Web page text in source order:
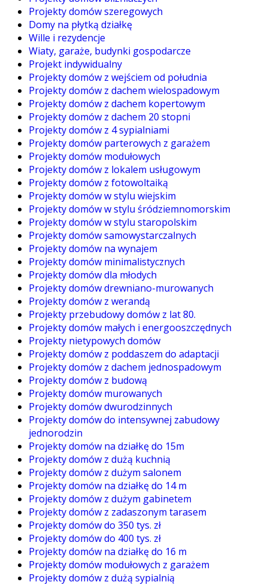
Projekty domów szeregowych
Domy na płytką działkę
Wille i rezydencje
Wiaty, garaże, budynki gospodarcze
Projekt indywidualny
Projekty domów z wejściem od południa
Projekty domów z dachem wielospadowym
Projekty domów z dachem kopertowym
Projekty domów z dachem 20 stopni
Projekty domów z 4 sypialniami
Projekty domów parterowych z garażem
Projekty domów modułowych
Projekty domów z lokalem usługowym
Projekty domów z fotowoltaiką
Projekty domów w stylu wiejskim
Projekty domów w stylu śródziemnomorskim
Projekty domów w stylu staropolskim
Projekty domów samowystarczalnych
Projekty domów na wynajem
Projekty domów minimalistycznych
Projekty domów dla młodych
Projekty domów drewniano-murowanych
Projekty domów z werandą
Projekty przebudowy domów z lat 80.
Projekty domów małych i energooszczędnych
Projekty nietypowych domów
Projekty domów z poddaszem do adaptacji
Projekty domów z dachem jednospadowym
Projekty domów z budową
Projekty domów murowanych
Projekty domów dwurodzinnych
Projekty domów do intensywnej zabudowy
jednorodzin
Projekty domów na działkę do 15m
Projekty domów z dużą kuchnią
Projekty domów z dużym salonem
Projekty domów na działkę do 14 m
Projekty domów z dużym gabinetem
Projekty domów z zadaszonym tarasem
Projekty domów do 350 tys. zł
Projekty domów do 400 tys. zł
Projekty domów na działkę do 16 m
Projekty domów modułowych z garażem
Projekty domów z dużą sypialnią